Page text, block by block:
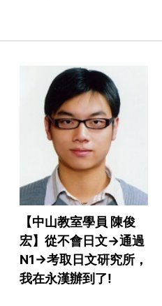
【中山教室學員 陳俊
宏】從不會日文->通過
N1->考取日文研究所，
我在永漢辦到了!